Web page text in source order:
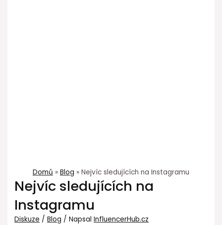
Domů Blog Nejvíc sledujících na Instagramu
Nejvíc sledujících na
Instagramu
Diskuze /Blog / NapsalInfluencerHub.cz